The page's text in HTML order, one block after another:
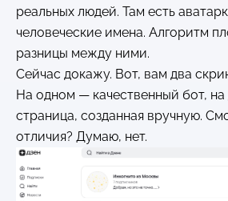
реальных людей. Там есть
человеческие имена. Алгоритм
разницы между ними.
Сейчас докажу. Вот, вам два
На одном — качественный бот,
страница, созданная вручную.
отличия? Думаю, нет.